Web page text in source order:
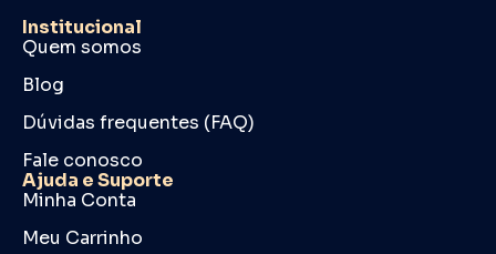
Institucional
Quem somos
Blog
Dúvidas frequentes (FAQ)
Fale conosco
Ajuda e Suporte
Minha Conta
Meu Carrinho